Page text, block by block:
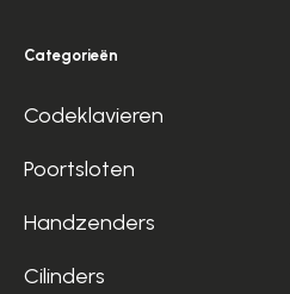
Categorieën
Codeklavieren
Poortsloten
Handzenders
Cilinders